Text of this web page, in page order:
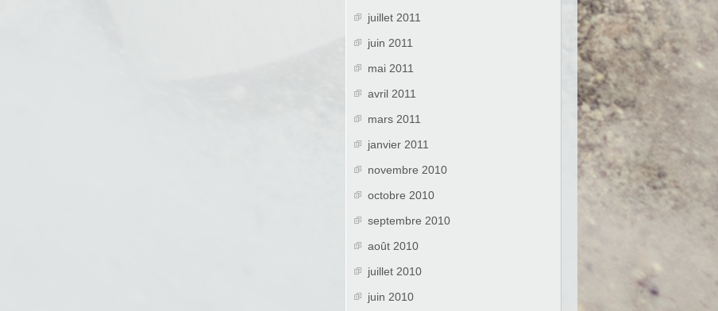
juillet 2011
juin 2011
mai 2011
avril 2011
mars 2011
janvier 2011
novembre 2010
octobre 2010
septembre 2010
août 2010
juillet 2010
juin 2010